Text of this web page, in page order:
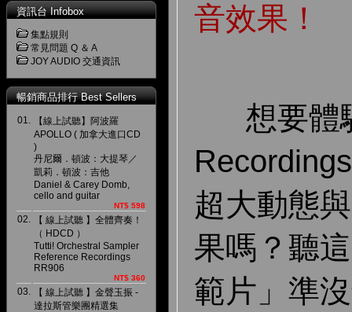
資訊台 Infobox
集點規則
常見問題 Q ＆ A
JOY AUDIO 交通資訊
暢銷商品排行 Best Sellers
01.
【線上試聽】阿波羅
APOLLO ( 加拿大進口CD
)
丹尼爾．頓波：大提琴／
凱莉．頓波：吉他
Daniel & Carey Domb,
cello and guitar
NT$ 598
02.
【 線上試聽 】全體齊奏！
（ HDCD ）
Tutti! Orchestral Sampler
Reference Recordings
RR906
NT$ 360
03.
【 線上試聽 】金聲玉振 -
達拉斯管樂團精選集
音效果！
想要體
超大動態
果嗎？聽
範片」準